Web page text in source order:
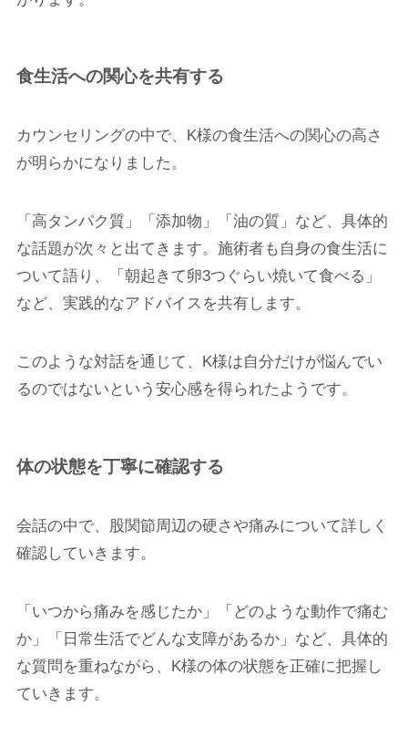
食生活への関心を共有する
カウンセリングの中で、K様の食生活への関心の高さ
が明らかになりました。
「高タンパク質」「添加物」「油の質」など、具体的
な話題が次々と出てきます。施術者も自身の食生活に
ついて語り、「朝起きて卵3つぐらい焼いて食べる」
など、実践的なアドバイスを共有します。
このような対話を通じて、K様は自分だけが悩んでい
るのではないという安心感を得られたようです。
体の状態を丁寧に確認する
会話の中で、股関節周辺の硬さや痛みについて詳しく
確認していきます。
「いつから痛みを感じたか」「どのような動作で痛む
か」「日常生活でどんな支障があるか」など、具体的
な質問を重ねながら、K様の体の状態を正確に把握し
ていきます。